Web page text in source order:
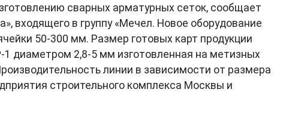
сварных арматурных сеток, сообщает
входящего в группу «Мечел. Новое оборудование
50-300 мм. Размер готовых карт продукции
1 диаметром 2,8-5 мм изготовленная на метизных
линии в зависимости от размера
строительного комплекса Москвы и